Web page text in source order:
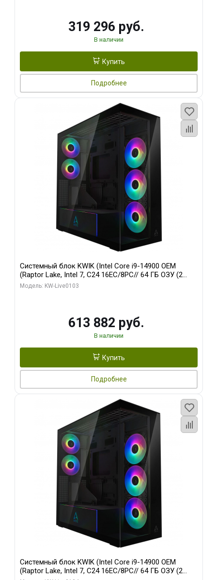
319 296 руб.
В наличии
Купить
Подробнее
Системный блок KWIK (Intel Core i9-14900 OEM
(Raptor Lake, Intel 7, C24 16EC/8PC// 64 ГБ ОЗУ (2
модуля)/ Afox RTX4090 24GB GDDR6X 384-Bit 3xDP
Модель: KW-Live0103
613 882 руб.
В наличии
Купить
Подробнее
Системный блок KWIK (Intel Core i9-14900 OEM
(Raptor Lake, Intel 7, C24 16EC/8PC// 64 ГБ ОЗУ (2